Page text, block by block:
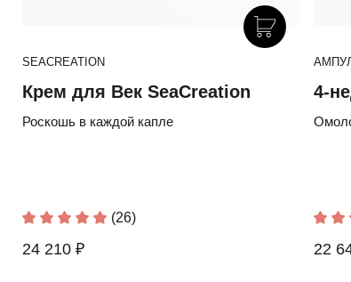
SEACREATION
Крем для Век SeaCreation
Роскошь в каждой капле
(26)
24 210 ₽
4-
22